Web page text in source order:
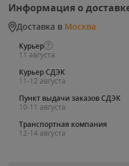
Информация о
Доставка в Москва
Курьер
11 августа
Курьер СДЭК
11-12 августа
Пункт выдачи заказов СДЭК
10-11 августа
Транспортная компания
12-14 августа